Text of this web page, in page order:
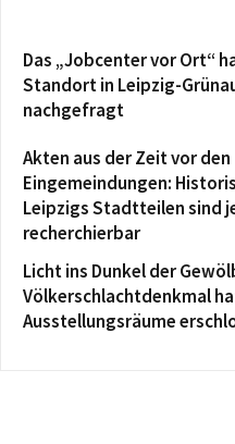
Das „Jobcenter vor Ort“
Standort in Leipzig-
nachgefragt
Akten aus der Zeit vor den
Eingemeindungen:
Leipzigs Stadtteilen sind
recherchierbar
Licht ins Dunkel der
Völkerschlachtdenkmal
Ausstellungsräume